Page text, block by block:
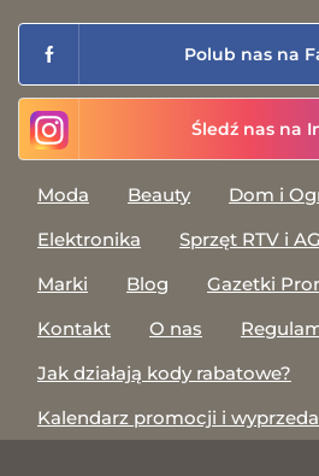
Polub nas na
Śledź nas na
Moda Beauty Dom i
Elektronika
Sprzęt RTV i
Marki
Blog
Gazetki
Kontakt
O nas
Jak działają kody rabatowe?
Kalendarz promocji i